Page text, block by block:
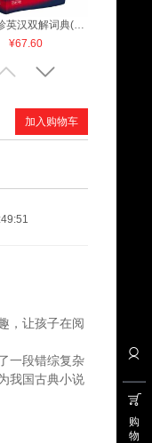
牛津袖珍英汉双解词典(第11版)
¥67.60
留学影响力
1920寻梦欧洲的中国青年(视频书)
¥40.80
加入购物车
，让孩子在阅
一段错综复杂
我国古典小说
购
物